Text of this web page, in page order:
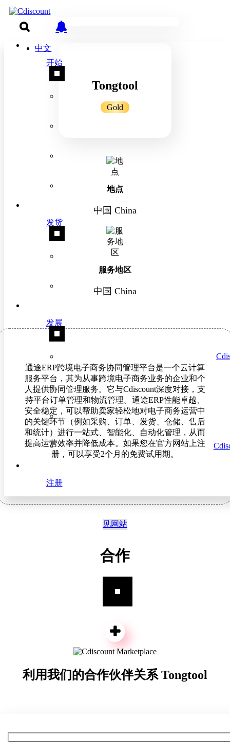
中文
开始
发货
发展
注册
Tongtool
Gold
地点
中国 China
服务地区
中国 China
通途ERP跨境电子商务协同管理平台是一个云计算
服务平台，其为从事跨境电子商务业务的企业和个
人提供协同管理服务。它与Cdiscount深度对接，支
持平台订单管理和物流管理。通途ERP性能卓越、
安全稳定，可以帮助卖家轻松地对电子商务运营中
的关键环节（例如采购、订单、发货、仓储、售后
和统计）进行一站式、智能化、自动化管理，从而
提高运营效率并降低成本。如果您在官方网站上注
册，可以享受2个月的免费试用期。
见网站
合作
利用我们的合作伙伴关系 Tongtool